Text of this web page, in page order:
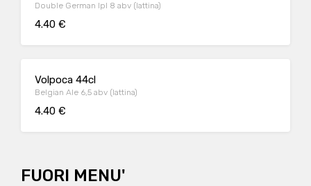
Double German Ipl 8 abv (lattina)
4.40 €
Volpoca 44cl
Belgian Ale 6,5 abv (lattina)
4.40 €
FUORI MENU'